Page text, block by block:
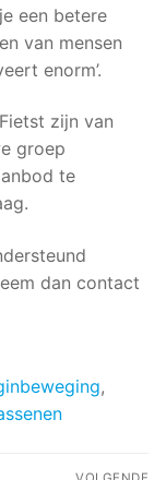
een betere
van mensen
enorm’.
zijn van
groep
te
dan contact
,